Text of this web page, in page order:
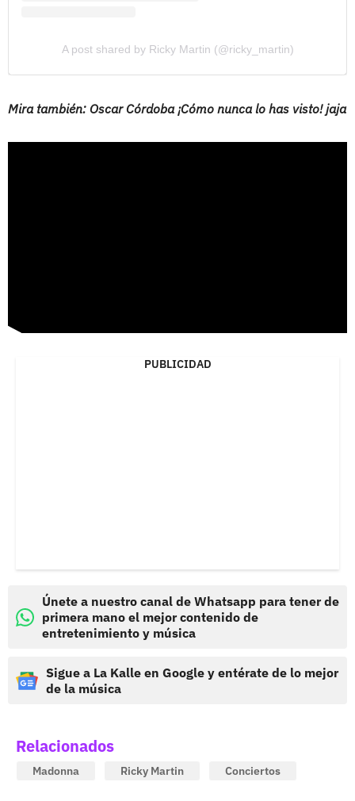
A post shared by Ricky Martin (@ricky_martin)
Mira también: Oscar Córdoba ¡Cómo nunca lo has visto! jaja
PUBLICIDAD
Únete a nuestro canal de Whatsapp para tener de
primera mano el mejor contenido de
entretenimiento y música
Sigue a La Kalle en Google y entérate de lo mejor
de la música
Relacionados
Madonna Ricky Martin Conciertos